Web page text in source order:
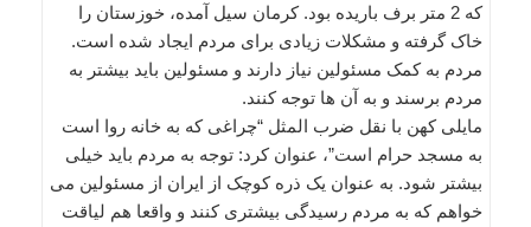
که 2 متر برف باریده بود. کرمان سیل آمده، خوزستان را
خاک گرفته و مشکلات زیادی برای مردم ایجاد شده است.
مردم به کمک مسئولین نیاز دارند و مسئولین باید بیشتر به
مردم برسند و به آن ها توجه کنند.
مایلی کهن با نقل ضرب المثل “چراغی که به خانه روا است
به مسجد حرام است”، عنوان کرد: توجه به مردم باید خیلی
بیشتر شود. به عنوان یک ذره کوچک از ایران از مسئولین می
خواهم که به مردم رسیدگی بیشتری کنند و واقعا هم لیاقت